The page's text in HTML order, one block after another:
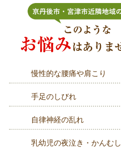
慢性的な腰痛や肩こり
手足のしびれ
自律神経の乱れ
乳幼児の夜泣き・かんむ